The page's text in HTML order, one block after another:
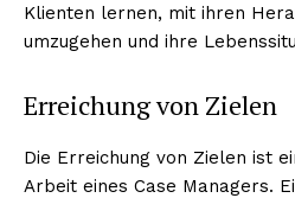
Klienten lernen, mit ihren
umzugehen und ihre
Erreichung von Zielen
Die Erreichung von Zielen ist
Arbeit eines Case Managers.